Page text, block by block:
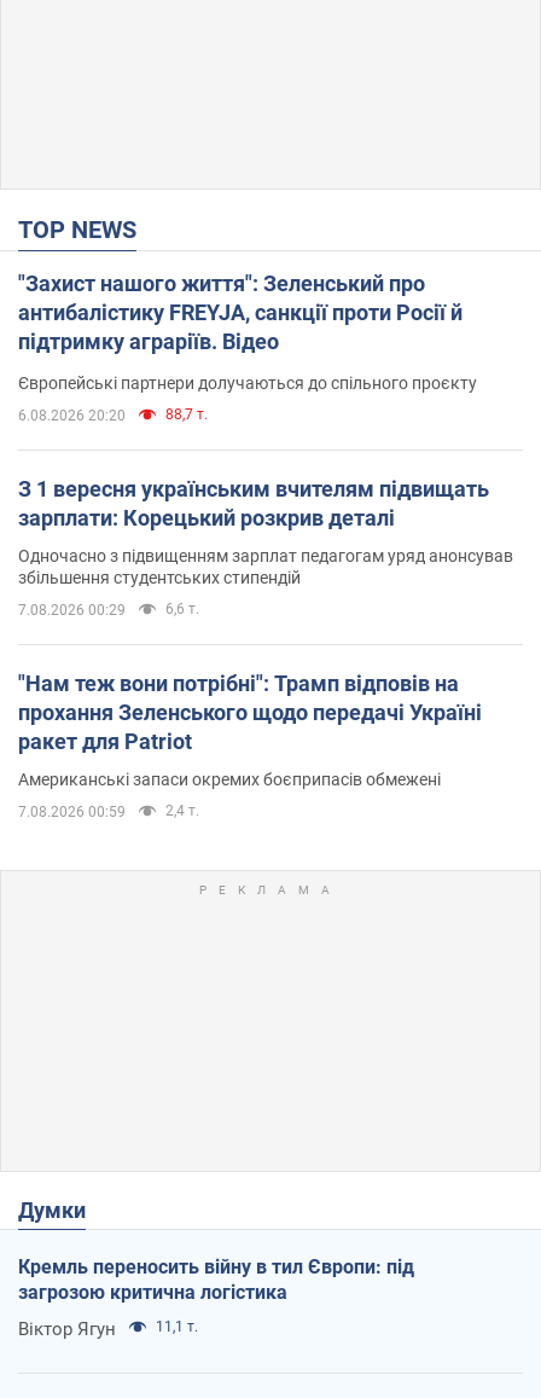
TOP NEWS
"Захист нашого життя": Зеленський про
антибалістику FREYJA, санкції проти Росії й
підтримку аграріїв. Відео
Європейські партнери долучаються до спільного проєкту
6.08.2026 20:20 88,7 т.
З 1 вересня українським вчителям підвищать
зарплати: Корецький розкрив деталі
Одночасно з підвищенням зарплат педагогам уряд анонсував
збільшення студентських стипендій
7.08.2026 00:29 6,6 т.
"Нам теж вони потрібні": Трамп відповів на
прохання Зеленського щодо передачі Україні
ракет для Patriot
Американські запаси окремих боєприпасів обмежені
7.08.2026 00:59 2,4 т.
Думки
Кремль переносить війну в тил Європи: під
загрозою критична логістика
Віктор Ягун 11,1 т.